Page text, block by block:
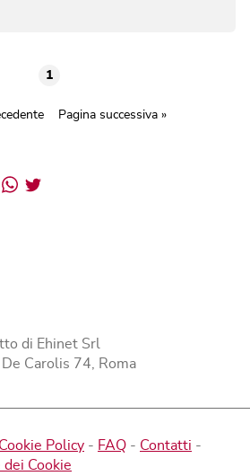
1
Pagina successiva »
Whatsapp
Twitter
di Ehinet Srl
Carolis 74, Roma
Cookie Policy - FAQ - Contatti -
Cookie